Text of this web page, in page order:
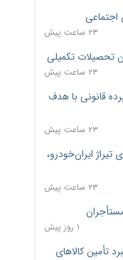
۲۳ ساعت پیش
تحصیلات تکمیلی
۲۳ ساعت پیش
قانونی با هدف
۲۳ ساعت پیش
کشیده شد؛ افت ۲۵ درصدی تیراژ ایران‌خودرو،
۲۳ ساعت پیش
۱ روز پیش
تأمین کالاهای